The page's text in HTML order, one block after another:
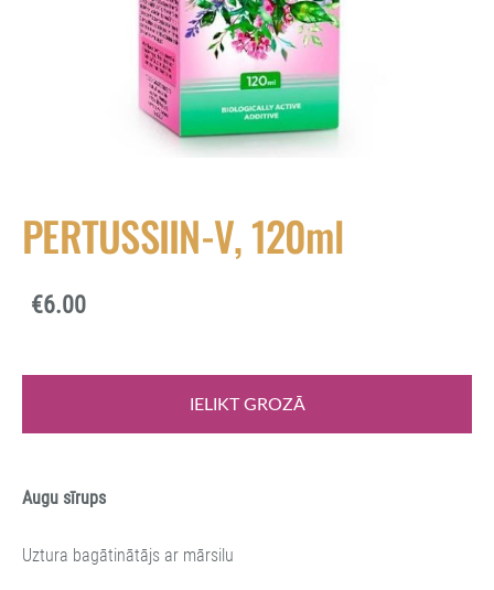
PERTUSSIIN-V, 120ml
€6.00
IELIKT GROZĀ
Augu sīrups
Uztura bagātinātājs ar mārsilu